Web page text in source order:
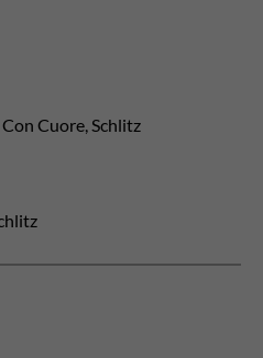
Cuore, Schlitz